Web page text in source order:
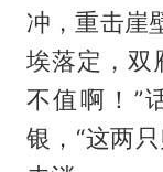
冲，重击崖
埃落定，双
不值啊！”
银，“这两